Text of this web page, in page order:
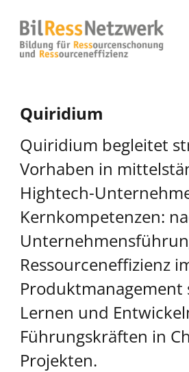
Quiridium
Quiridium begleitet
Vorhaben in
Hightech-
Kernkompetenzen:
Ressourceneffizienz
Produktmanagement
Lernen und
Führungskräften in
Projekten.